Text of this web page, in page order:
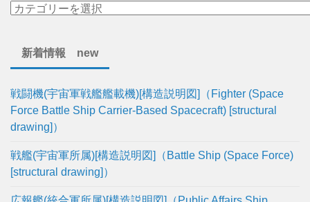
新着情報 new
戦闘機(宇宙軍戦艦艦載機)[構造説明図]（Fighter (Space
Force Battle Ship Carrier-Based Spacecraft) [structural
drawing]）
戦艦(宇宙軍所属)[構造説明図]（Battle Ship (Space Force)
[structural drawing]）